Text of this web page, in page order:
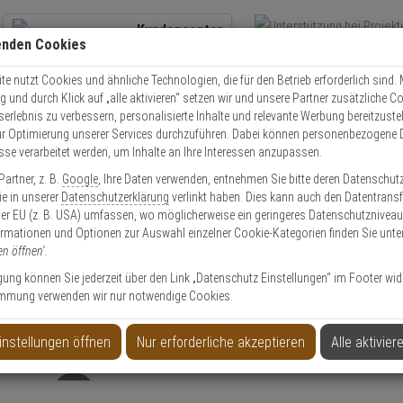
Kundencenter
Kontaktservice nutzen
Mo. - Do.: 8:00 - 16:30 Fr. 8:00 - 14:00 Uhr
Zutritt Einbruch
Alarmtechnik BSS Gegenstück z. Aufbgeh. EasyBlocker12 f.Glastür
f.Glastür
Produktinformationen
Zubehörartikel, Gehäuse
Cookies
nutzt Cookies und ähnliche Technologien, die für den Betrieb erforderlich sind.
und durch Klick auf „alle aktivieren“ setzen wir und unsere Partner zusätzliche
zu verbessern, personalisierte Inhalte und relevante Werbung
Optimierung unserer Services durchzuführen. Dabei können personenbezogene
verarbeitet werden, um Inhalte an Ihre Interessen anzupassen.
z. B. Google , Ihre Daten verwenden, entnehmen Sie bitte deren
in unserer Datenschutzerklärung verlinkt haben. Dies kann auch den
EU (z. B. USA) umfassen, wo möglicherweise ein geringeres Datenschutzniveau
und Optionen zur Auswahl einzelner Cookie-Kategorien finden Sie
öffnen'.
können Sie jederzeit über den Link „Datenschutz Einstellungen“ im Footer
verwenden wir nur notwendige Cookies.
öffnen Nur erforderliche akzeptieren Alle